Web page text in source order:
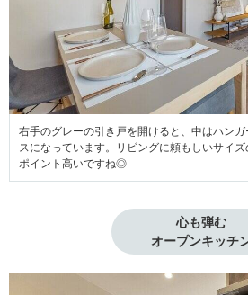
右手のグレーの引き戸を開けると、中はハン
スになっています。リビングに頼もしいサイ
ポイント高いですね◎
心も弾む
オープンキッチ